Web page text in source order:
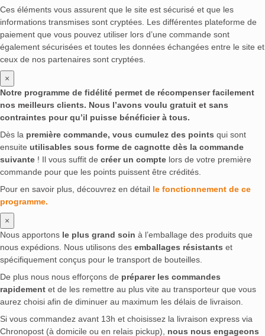
Ces éléments vous assurent que le site est sécurisé et que les
informations transmises sont cryptées. Les différentes plateforme de
paiement que vous pouvez utiliser lors d’une commande sont
également sécurisées et toutes les données échangées entre le site et
ceux de nos partenaires sont cryptées.
×
Notre programme de fidélité permet de récompenser facilement
nos meilleurs clients. Nous l’avons voulu gratuit et sans
contraintes pour qu’il puisse bénéficier à tous.
Dès la première commande, vous cumulez des points qui sont
ensuite utilisables sous forme de cagnotte dès la commande
suivante ! Il vous suffit de créer un compte lors de votre première
commande pour que les points puissent être crédités.
Pour en savoir plus, découvrez en détail le fonctionnement de ce
programme.
×
Nous apportons le plus grand soin à l’emballage des produits que
nous expédions. Nous utilisons des emballages résistants et
spécifiquement conçus pour le transport de bouteilles.
De plus nous nous efforçons de préparer les commandes
rapidement et de les remettre au plus vite au transporteur que vous
aurez choisi afin de diminuer au maximum les délais de livraison.
Si vous commandez avant 13h et choisissez la livraison express via
Chronopost (à domicile ou en relais pickup), nous nous engageons